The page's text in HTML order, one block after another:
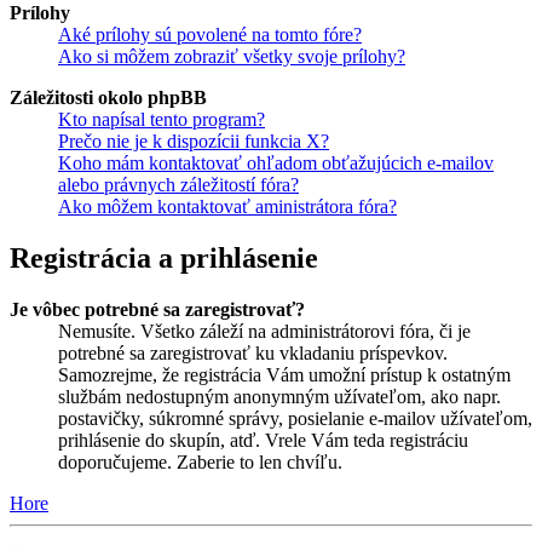
Prílohy
Aké prílohy sú povolené na tomto fóre?
Ako si môžem zobraziť všetky svoje prílohy?
Záležitosti okolo phpBB
Kto napísal tento program?
Prečo nie je k dispozícii funkcia X?
Koho mám kontaktovať ohľadom obťažujúcich e-mailov
alebo právnych záležitostí fóra?
Ako môžem kontaktovať aministrátora fóra?
Registrácia a prihlásenie
Je vôbec potrebné sa zaregistrovať?
Nemusíte. Všetko záleží na administrátorovi fóra, či je
potrebné sa zaregistrovať ku vkladaniu príspevkov.
Samozrejme, že registrácia Vám umožní prístup k ostatným
službám nedostupným anonymným užívateľom, ako napr.
postavičky, súkromné správy, posielanie e-mailov užívateľom,
prihlásenie do skupín, atď. Vrele Vám teda registráciu
doporučujeme. Zaberie to len chvíľu.
Hore